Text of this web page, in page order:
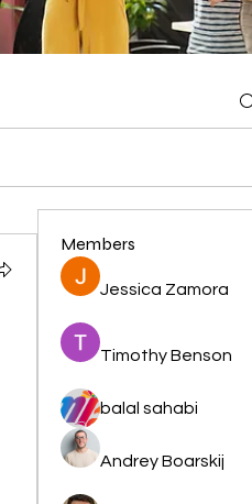
Members
Jessica Zamora
Timothy Benson
balal sahabi
Andrey Boarskij